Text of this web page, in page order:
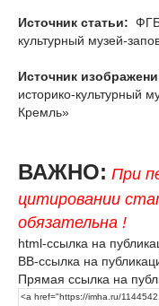
Источник статьи:
культурный музей-
Источник
историко-культурный
Кремль»
ВАЖНО: При
цитировании
обязательна !
html-ссылка на
BB-ссылка на
Прямая ссылка на